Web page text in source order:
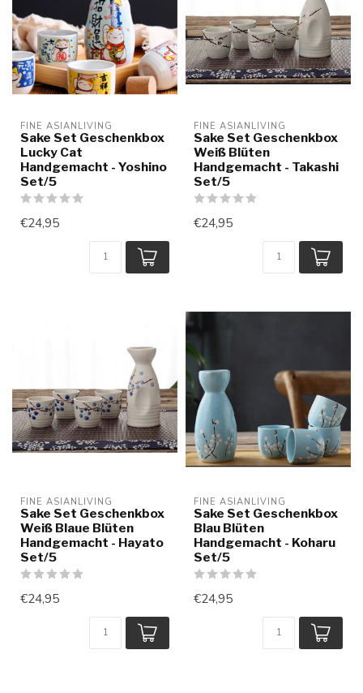
FINE ASIANLIVING
Sake Set Geschenkbox
Lucky Cat
Handgemacht - Yoshino
Set/5
€24,95
FINE ASIANLIVING
Sake Set Geschenkbox
Weiß Blüten
Handgemacht - Takashi
Set/5
€24,95
FINE ASIANLIVING
Sake Set Geschenkbox
Weiß Blaue Blüten
Handgemacht - Hayato
Set/5
€24,95
FINE ASIANLIVING
Sake Set Geschenkbox
Blau Blüten
Handgemacht - Koharu
Set/5
€24,95